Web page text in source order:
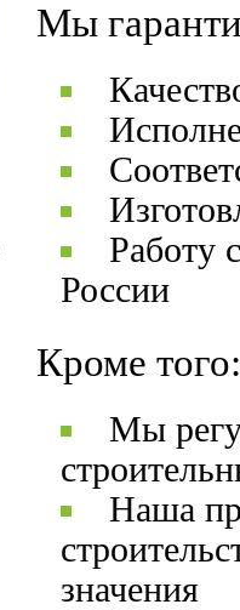
Мы
Работу
России
Кроме того:
Мы
Наша
значения